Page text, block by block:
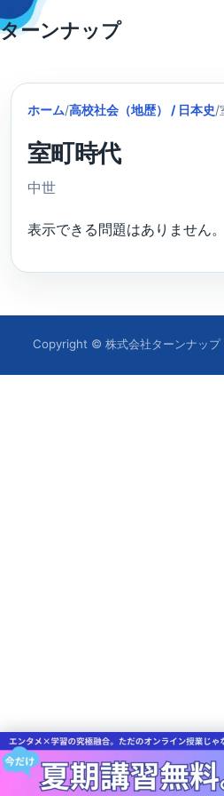
Skip
to
ターンナップ
ホーム/高校社会（地歴） / 日本史/
室町時代
中世
表示できる問題はありません。
Copyright © 株式会社ターンナッ